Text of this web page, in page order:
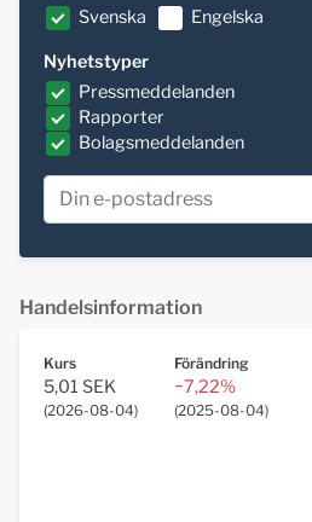
Svenska
Engelska
Nyhetstyper
Pressmeddelanden
Rapporter
Bolagsmeddelanden
Handelsinformation
Kurs
5,01 SEK
(2026-08-04)
Förändring
−7,22%
(2025-08-04)